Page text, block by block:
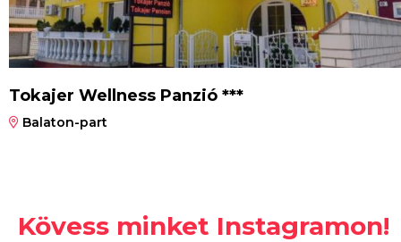
Tokajer Wellness Panzió ***
Balaton-part
Kövess minket Instagramon!